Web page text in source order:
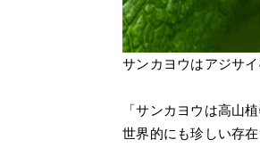
サンカヨウはアジサ
「サンカヨウは高山
世界的にも珍しい存